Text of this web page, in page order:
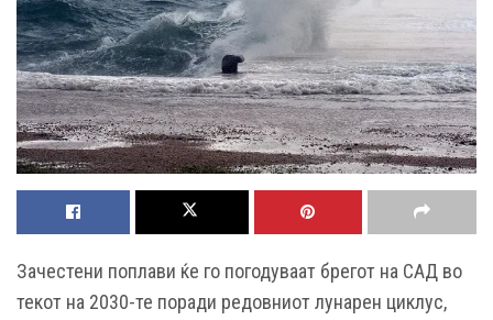
Зачестени поплави ќе го погодуваат брегот на САД во
текот на 2030-те поради редовниот лунарен циклус,